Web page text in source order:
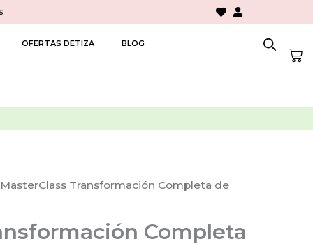
OFERTAS DETIZA BLOG
Transformación Completa de
Completa